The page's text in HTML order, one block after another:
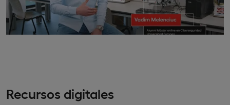
Recursos digitales